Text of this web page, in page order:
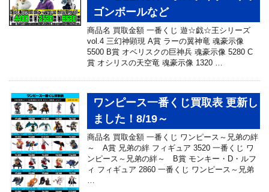
ゴンボールなど
商品名 買取金額 一番くじ 遊☆戯☆王シリーズ
vol.4 三幻神顕現 A賞 ラーの翼神竜 魂豪示像
5500 B賞 オベリスクの巨神兵 魂豪示像 5280 C
賞 オシリスの天空竜 魂豪示像 1320 …
ワンピース一番くじ買取表 更新し
ました！8/19～
商品名 買取金額 一番くじ ワンピース～兄弟の絆
～ A賞 兄弟の絆 フィギュア 3520 一番くじ ワ
ンピース～兄弟の絆～ B賞 モンキー・D・ルフ
ィ フィギュア 2860 一番くじ ワンピース～兄弟
…